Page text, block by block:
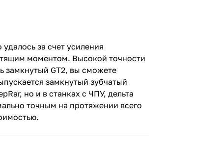
за счет усиления
моментом. Высокой точности
замкнутый GT2, вы сможете
замкнутый зубчатый
но и в станках с ЧПУ, дельта
точным на протяжении всего